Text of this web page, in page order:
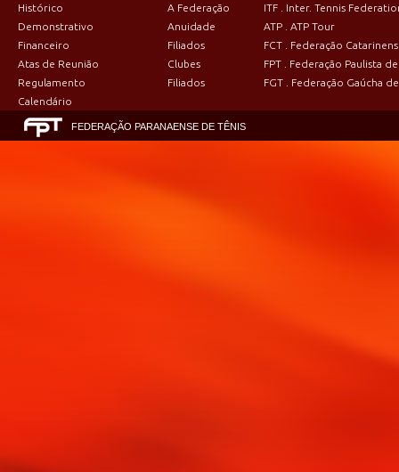
Histórico
Demonstrativo
Financeiro
Atas de Reunião
Regulamento
Calendário
A Federação
Anuidade
Filiados
Clubes
Filiados
ITF . Inter. Tennis
ATP . ATP Tour
FCT . Federação
FPT . Federação Paulista
FGT . Federação Gaúcha
FEDERAÇÃO PARANAENSE DE TÊNIS